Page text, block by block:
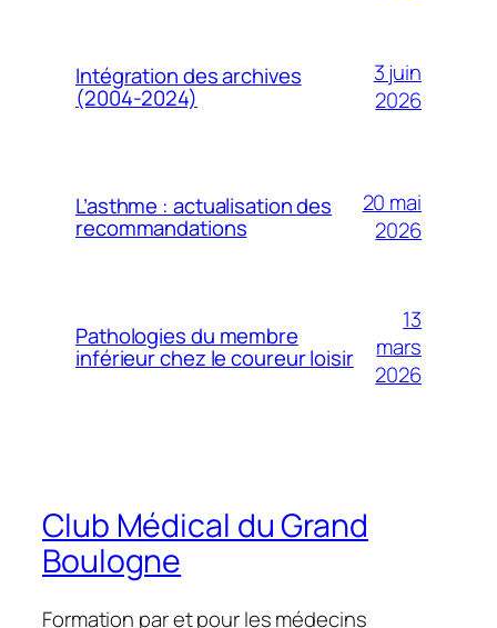
Intégration des archives
(2004-2024)
3 juin
2026
L’asthme : actualisation des
recommandations
20 mai
2026
Pathologies du membre
inférieur chez le coureur loisir
13
mars
2026
Club Médical du Grand
Boulogne
Formation par et pour les médecins